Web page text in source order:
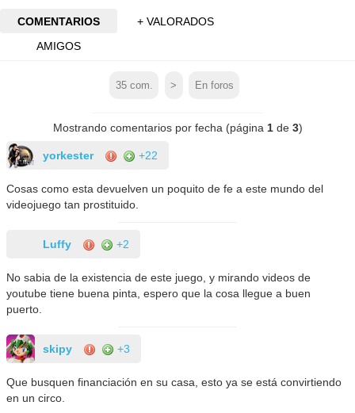
COMENTARIOS
+ VALORADOS
AMIGOS
35com. > En foros
Mostrando comentarios por fecha (página 1de 3)
yorkester +22
Cosas como esta devuelven un poquito de fe a este mundo del
videojuego tan prostituido.
Luffy +2
No sabia de la existencia de este juego, y mirando videos de
youtube tiene buena pinta, espero que la cosa llegue a buen
puerto.
skipy +3
Que busquen financiación en su casa, esto ya se está convirtiendo
en un circo.